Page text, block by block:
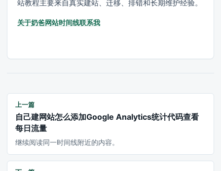
站教程主要来自真实建站、迁移、排错和长期维护经验。
关于奶爸网站时间线联系我
上一篇
自己建网站怎么添加Google Analytics统计代码查看
每日流量
继续阅读同一时间线附近的内容。